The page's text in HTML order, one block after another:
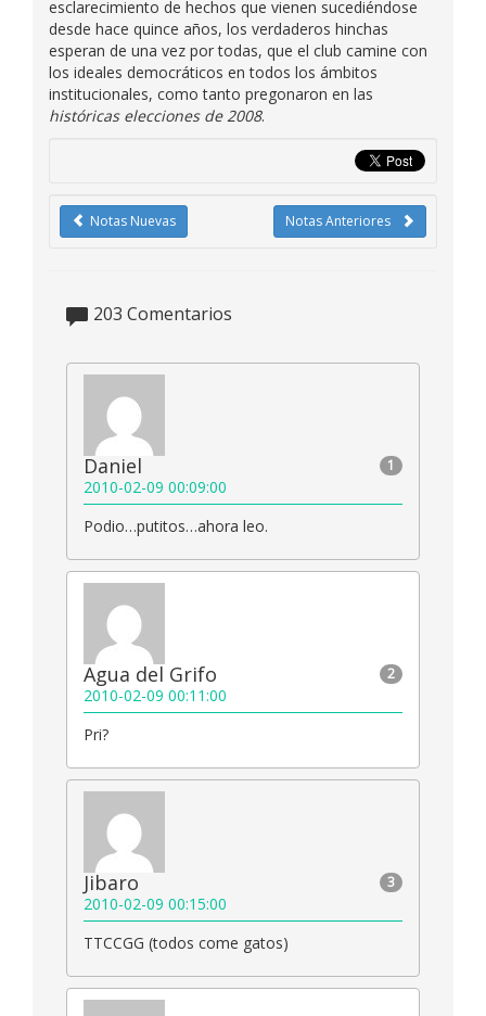
esclarecimiento de hechos que vienen sucediéndose
desde hace quince años, los verdaderos hinchas
esperan de una vez por todas, que el club camine con
los ideales democráticos en todos los ámbitos
institucionales, como tanto pregonaron en las
históricas elecciones de 2008.
Notas Anteriores
Notas Nuevas
203 Comentarios
1
Daniel
2010-02-09 00:09:00
Podio…putitos…ahora leo.
2
Agua del Grifo
2010-02-09 00:11:00
Pri?
3
Jibaro
2010-02-09 00:15:00
TTCCGG (todos come gatos)